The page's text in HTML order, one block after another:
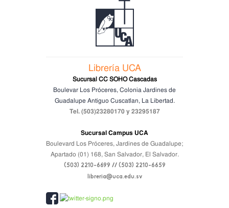
Librería UCA
Sucursal CC SOHO Cascadas
Boulevar Los Próceres, Colonia Jardines de
GuadalupeAntiguo Cuscatlan, La Libertad.
Tel. (503)23280170 y 23295187
Sucursal Campus UCA
Boulevard Los Próceres, Jardines de Guadalupe;
Apartado (01) 168, San Salvador, El Salvador.
(503) 2210-6699 // (503) 2210-6659
libreria@uca.edu.sv